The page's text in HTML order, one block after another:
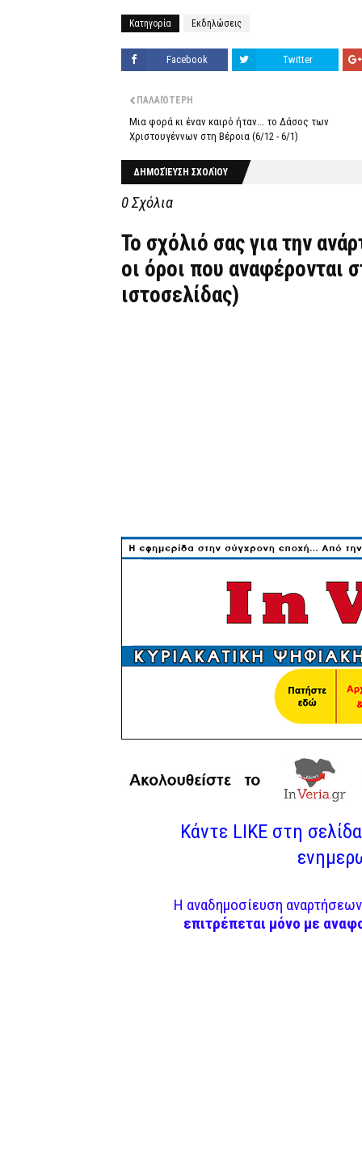
Κατηγορία Εκδηλώσεις
Facebook Twitter
ΠΑΛΑΙΌΤΕΡΗ
Μια φορά κι έναν καιρό ήταν... το Δάσος των
Χριστουγέννων στη Βέροια (6/12 - 6/1)
ΔΗΜΟΣΊΕΥΣΗ ΣΧΟΛΊΟΥ
0 Σχόλια
Το σχόλιό σας για την
οι όροι που αναφέρονται
ιστοσελίδας)
Κάντε LIKE στη
Η αναδημοσίευση
επιτρέπεται μόνο με